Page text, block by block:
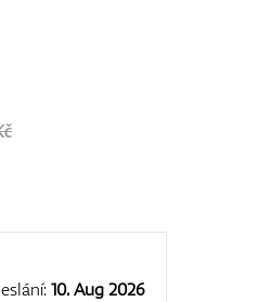
poukazy
10. Aug 2026